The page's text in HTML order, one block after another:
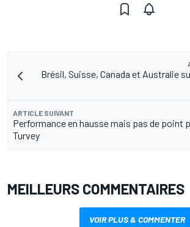
Brésil, Suisse, Canada et Australie
ARTICLE SUIVANT
Performance en hausse mais pas de point
Turvey
MEILLEURS COMMENTAIRES
VOIR PLUS & COMMENTER